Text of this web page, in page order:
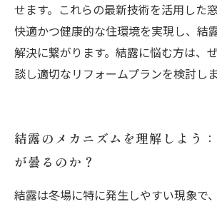
せます。これらの最新技術を活用した
快適かつ健康的な住環境を実現し、結
解決に繋がります。結露に悩む方は、
談し適切なリフォームプランを検討しま
結露のメカニズムを理解しよう
が曇るのか？
結露は冬場に特に発生しやすい現象で